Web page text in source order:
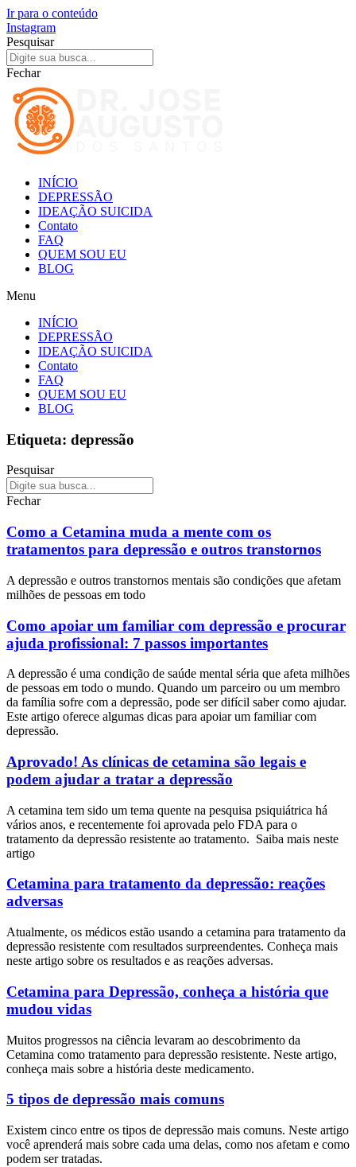
Ir para o conteúdo
Instagram
Pesquisar
Fechar
INÍCIO
DEPRESSÃO
IDEAÇÃO SUICIDA
Contato
FAQ
QUEM SOU EU
BLOG
Menu
INÍCIO
DEPRESSÃO
IDEAÇÃO SUICIDA
Contato
FAQ
QUEM SOU EU
BLOG
Etiqueta: depressão
Pesquisar
Fechar
Como a Cetamina muda a mente com os
tratamentos para depressão e outros transtornos
A depressão e outros transtornos mentais são condições que afetam
milhões de pessoas em todo
Como apoiar um familiar com depressão e procurar
ajuda profissional: 7 passos importantes
A depressão é uma condição de saúde mental séria que afeta milhões
de pessoas em todo o mundo. Quando um parceiro ou um membro
da família sofre com a depressão, pode ser difícil saber como ajudar.
Este artigo oferece algumas dicas para apoiar um familiar com
depressão.
Aprovado! As clínicas de cetamina são legais e
podem ajudar a tratar a depressão
A cetamina tem sido um tema quente na pesquisa psiquiátrica há
vários anos, e recentemente foi aprovada pelo FDA para o
tratamento da depressão resistente ao tratamento. Saiba mais neste
artigo
Cetamina para tratamento da depressão: reações
adversas
Atualmente, os médicos estão usando a cetamina para tratamento da
depressão resistente com resultados surpreendentes. Conheça mais
neste artigo sobre os resultados e as reações adversas.
Cetamina para Depressão, conheça a história que
mudou vidas
Muitos progressos na ciência levaram ao descobrimento da
Cetamina como tratamento para depressão resistente. Neste artigo,
conheça mais sobre a história deste medicamento.
5 tipos de depressão mais comuns
Existem cinco entre os tipos de depressão mais comuns. Neste artigo
você aprenderá mais sobre cada uma delas, como nos afetam e como
podem ser tratadas.